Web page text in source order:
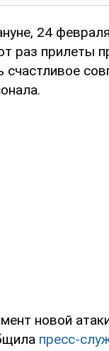
24
раз прилеты
счастливое
новой
пресс-